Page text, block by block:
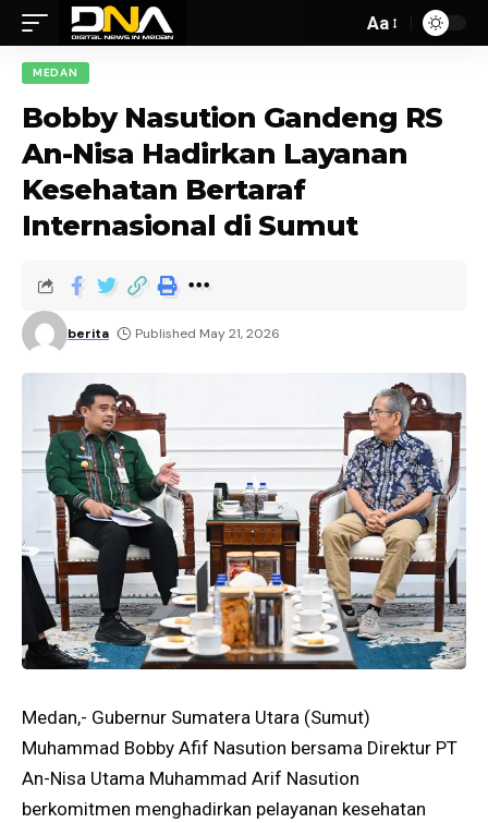
Aa
MEDAN
Bobby Nasution Gandeng RS
An-Nisa Hadirkan Layanan
Kesehatan Bertaraf
Internasional di Sumut
berita Published May 21, 2026
Medan,- Gubernur Sumatera Utara (Sumut)
Muhammad Bobby Afif Nasution bersama Direktur PT
An-Nisa Utama Muhammad Arif Nasution
berkomitmen menghadirkan pelayanan kesehatan